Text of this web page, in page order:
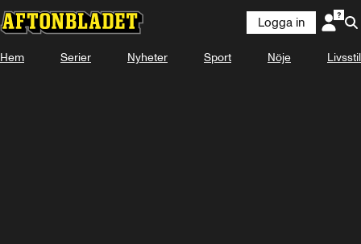
Logga in
Hem Serier Nyheter Sport Nöje Livsstil